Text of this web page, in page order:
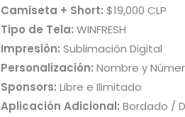
Camiseta + Short: $19,000 CLP
Tipo de Tela: WINFRESH
Impresión: Sublimación Digital
Personalización: Nombre y
Sponsors: Libre e Ilimitado
Aplicación Adicional: Bordado /